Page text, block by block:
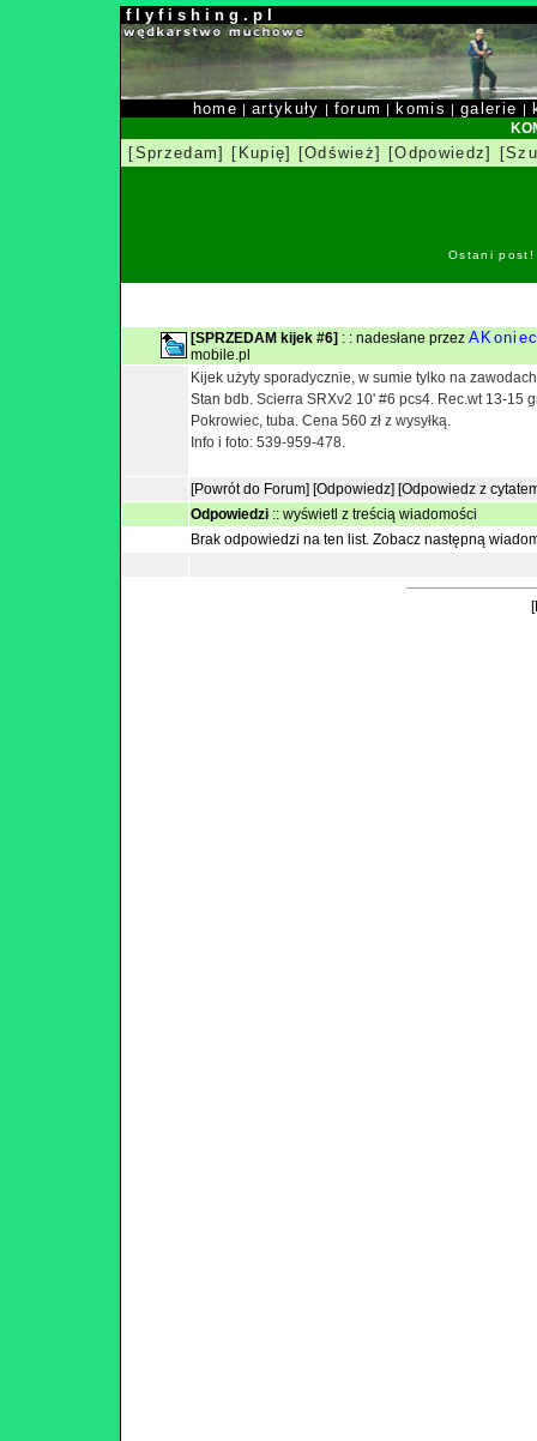
f l y f i s h i n g . p l
home |artykuły | forum | komis |galerie |
[Sprzedam] [Kupię] [Odśwież] [Odpowiedz]
Ostani post!
[SPRZEDAM kijek #6] : : nadesłane przez
mobile.pl
Kijek użyty sporadycznie, w sumie tylko na
Stan bdb. Scierra SRXv2 10' #6 pcs4. Rec.wt 13-15
Pokrowiec, tuba. Cena 560 zł z wysyłką.
Info i foto: 539-959-478.
[Powrót do Forum] [Odpowiedz] [Odpowiedz z
Odpowiedzi :: wyświetl z treścią wiadomości
Brak odpowiedzi na ten list. Zobacz następną